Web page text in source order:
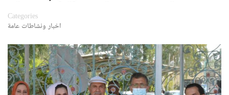
Categories
اخبار ونشاطات عامة